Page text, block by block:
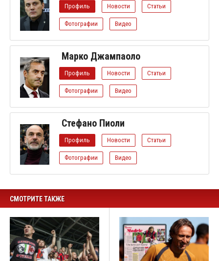
Профиль Новости Статьи
Фотографии Видео
Марко Джампаоло
Профиль Новости Статьи
Фотографии Видео
Стефано Пиоли
Профиль Новости Статьи
Фотографии Видео
СМОТРИТЕ ТАКЖЕ